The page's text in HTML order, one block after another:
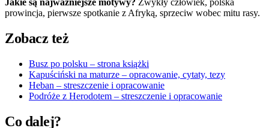
Jakie są najważniejsze motywy? Zwykły człowiek, polska
prowincja, pierwsze spotkanie z Afryką, sprzeciw wobec mitu rasy.
Zobacz też
Busz po polsku – strona książki
Kapuściński na maturze – opracowanie, cytaty, tezy
Heban – streszczenie i opracowanie
Podróże z Herodotem – streszczenie i opracowanie
Co dalej?